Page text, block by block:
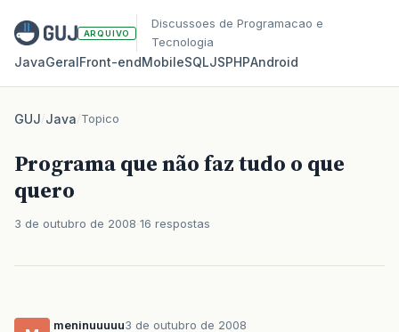
ARQUIVO
Discussoes de Programacao e
Tecnologia
JavaGeralFront‑endMobileSQLJSPHPAndroid
GUJ/Java/Topico
Programa que não faz tudo o que
quero
3 de outubro de 2008 16 respostas
meninuuuuu3 de outubro de 2008